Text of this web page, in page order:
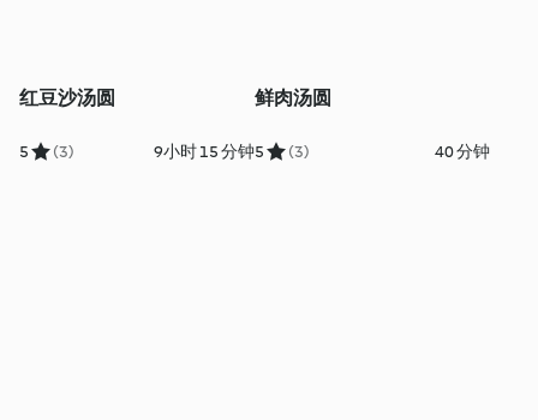
红豆沙汤圆
5 (3) 9小时 15 分钟
鲜肉汤圆
5 (3) 40 分钟